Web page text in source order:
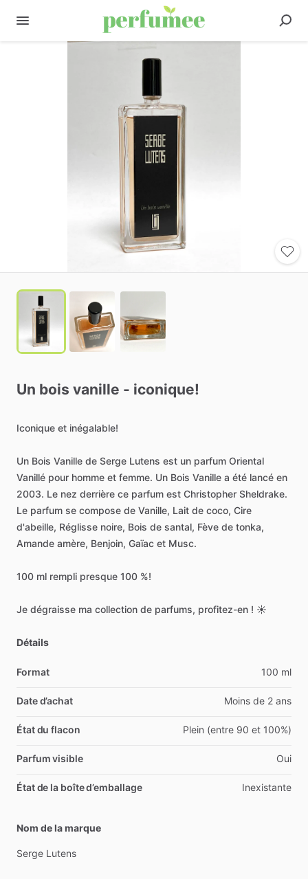
Un bois vanille - iconique!
Iconique et inégalable!
Un Bois Vanille de Serge Lutens est un parfum Oriental
Vanillé pour homme et femme. Un Bois Vanille a été lancé en
2003. Le nez derrière ce parfum est Christopher Sheldrake.
Le parfum se compose de Vanille, Lait de coco, Cire
d'abeille, Réglisse noire, Bois de santal, Fève de tonka,
Amande amère, Benjoin, Gaïac et Musc.
100 ml rempli presque 100 %!
Je dégraisse ma collection de parfums, profitez-en ! ☀️
Détails
Format 100 ml
Date d’achat Moins de 2 ans
État du flacon Plein (entre 90 et 100%)
Parfum visible Oui
État de la boîte d’emballage Inexistante
Nom de la marque
Serge Lutens